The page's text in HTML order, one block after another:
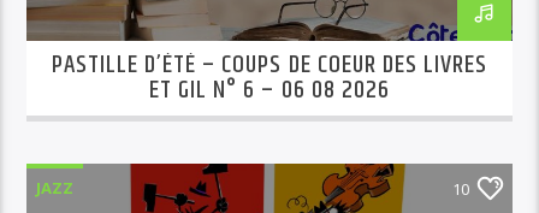
PASTILLE D’ÉTÉ – COUPS DE COEUR DES LIVRES
ET GIL N° 6 – 06 08 2026
JAZZ 10